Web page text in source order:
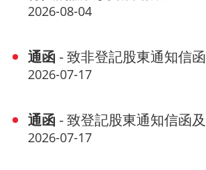
2026-08-04
通函 - 致非登記股東通知信
2026-07-17
通函 - 致登記股東通知信函
2026-07-17